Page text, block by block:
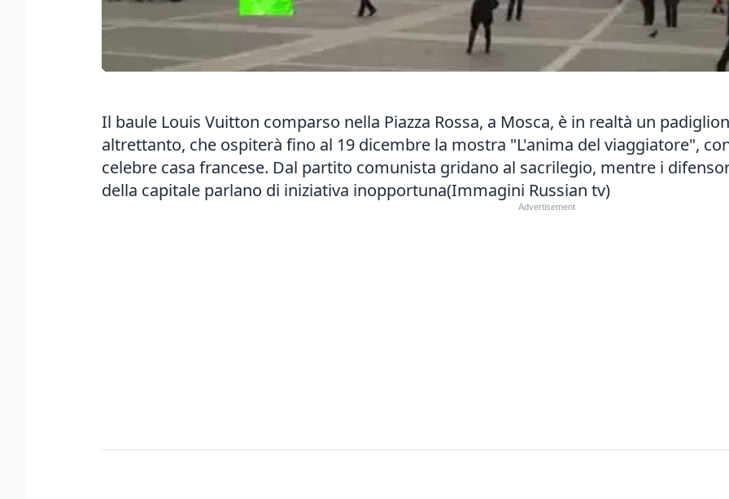
Il baule Louis Vuitton comparso nella Piazza Rossa, a Mosca, è in realtà un
altrettanto, che ospiterà fino al 19 dicembre la mostra "L'anima del viaggiatore",
celebre casa francese. Dal partito comunista gridano al sacrilegio, mentre i
della capitale parlano di iniziativa inopportuna(Immagini Russian tv)